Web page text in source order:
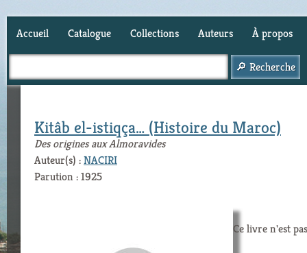
Accueil Catalogue Collections Auteurs À propos
Kitâb el-istiqça… (Histoire du Maroc)
Des origines aux Almoravides
Auteur(s) :NACIRI
Parution : 1925
Ce livre n'est